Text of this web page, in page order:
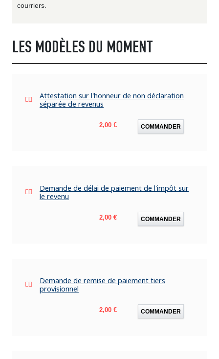
courriers.
LES MODÈLES DU MOMENT
Attestation sur l'honneur de non déclaration
séparée de revenus
Prix
2,00 € COMMANDER
Demande de délai de paiement de l'impôt sur
le revenu
Prix
2,00 € COMMANDER
Demande de remise de paiement tiers
provisionnel
Prix
2,00 € COMMANDER